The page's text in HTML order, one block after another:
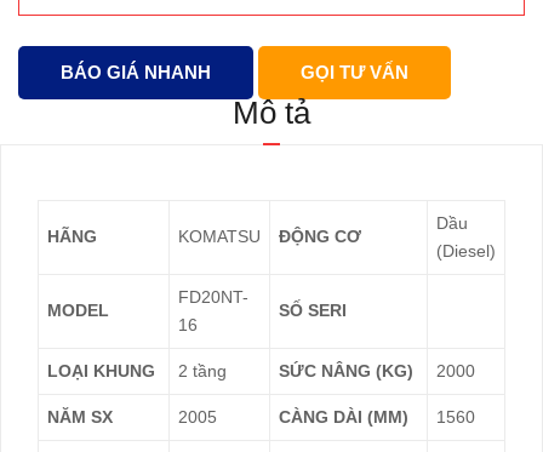
BÁO GIÁ NHANH GỌI TƯ VẤN
Mô tả
HÃNG KOMATSU ĐỘNG CƠ
Dầu
(Diesel)
MODEL
FD20NT-
16
SỐ SERI
LOẠI KHUNG 2 tầng SỨC NÂNG (KG) 2000
NĂM SX 2005 CÀNG DÀI (MM) 1560